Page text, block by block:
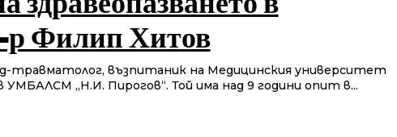
р Филип Хитов
травматолог, възпитаник на Медицинския университет
УМБАЛСМ „Н.И. Пирогов“. Той има над 9 години опит в...